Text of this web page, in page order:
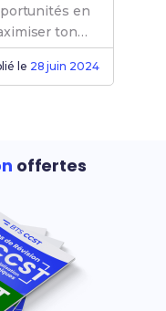
en
ton
le 28 juin 2024
offertes